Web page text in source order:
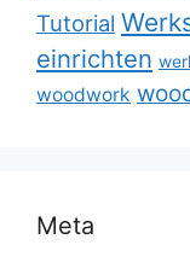
Tutorial
einrichten
woodwork
Meta